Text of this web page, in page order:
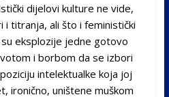
dijelovi kulture ne vide,
i titranja, ali što i feministički
eksplozije jedne gotovo
i borbom da se izbori
intelektualke koja joj
ironično, uništene muškom